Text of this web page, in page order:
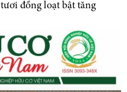
tươi đồng loạt bật tăng